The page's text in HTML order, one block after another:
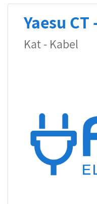
Yaesu
Kat - Kabel